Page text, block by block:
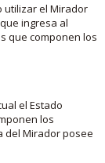
utilizar el Mirador
ingresa al
que componen los
el Estado
los
del Mirador posee